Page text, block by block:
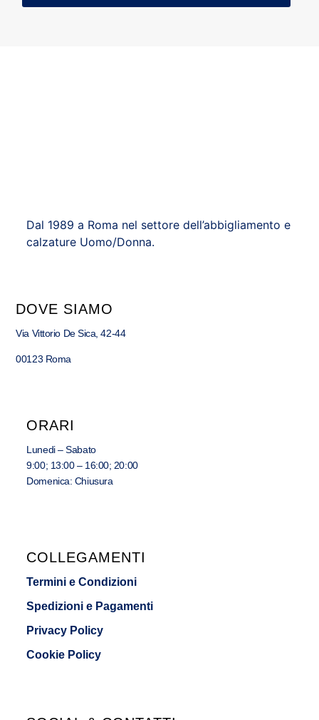
Dal 1989 a Roma nel settore dell’abbigliamento e
calzature Uomo/Donna.
DOVE SIAMO
Via Vittorio De Sica, 42-44
00123 Roma
ORARI
Lunedi – Sabato
9:00; 13:00 – 16:00; 20:00
Domenica: Chiusura
COLLEGAMENTI
Termini e Condizioni
Spedizioni e Pagamenti
Privacy Policy
Cookie Policy